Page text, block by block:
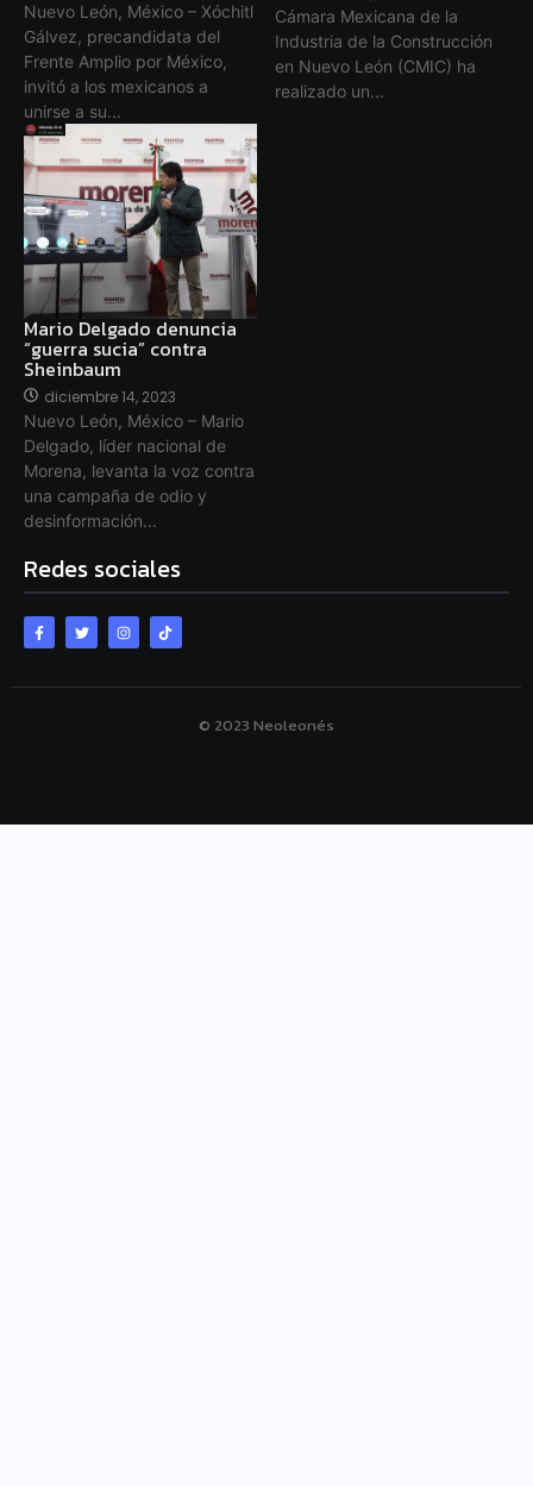
Nuevo León, México – Xóchitl
Gálvez, precandidata del
Frente Amplio por México,
invitó a los mexicanos a
unirse a su...
Cámara Mexicana de la
Industria de la Construcción
en Nuevo León (CMIC) ha
realizado un...
Mario Delgado denuncia
“guerra sucia” contra
Sheinbaum
diciembre 14, 2023
Nuevo León, México – Mario
Delgado, líder nacional de
Morena, levanta la voz contra
una campaña de odio y
desinformación...
Redes sociales
© 2023 Neoleonés